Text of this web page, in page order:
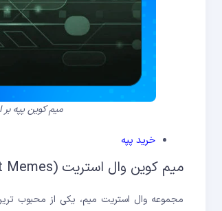
میم کوین پپه
خرید پپه
میم کوین وال استریت (Wall Street Memes)
مجموعه وال استریت میم، یکی از محبوب